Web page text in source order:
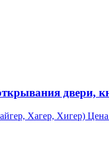
двери,
Хагер, Хигер) Цена